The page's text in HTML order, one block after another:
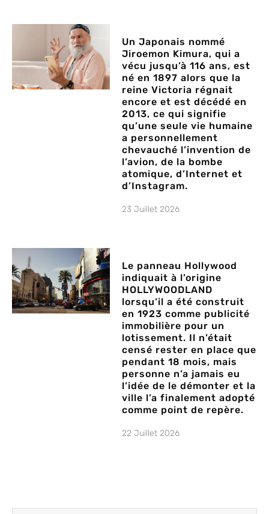
Un Japonais nommé
Jiroemon Kimura, qui a
vécu jusqu’à 116 ans, est
né en 1897 alors que la
reine Victoria régnait
encore et est décédé en
2013, ce qui signifie
qu’une seule vie humaine
a personnellement
chevauché l’invention de
l’avion, de la bombe
atomique, d’Internet et
d’Instagram.
23 Juillet 2026
Le panneau Hollywood
indiquait à l’origine
HOLLYWOODLAND
lorsqu’il a été construit
en 1923 comme publicité
immobilière pour un
lotissement. Il n’était
censé rester en place que
pendant 18 mois, mais
personne n’a jamais eu
l’idée de le démonter et la
ville l’a finalement adopté
comme point de repère.
22 Juillet 2026